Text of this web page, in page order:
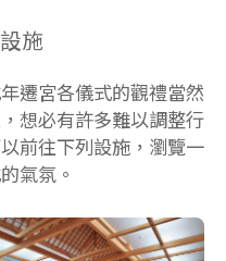
施
遷宮各儀式的觀禮當然
想必有許多難以調整行
前往下列設施，瀏覽一
氣氛。